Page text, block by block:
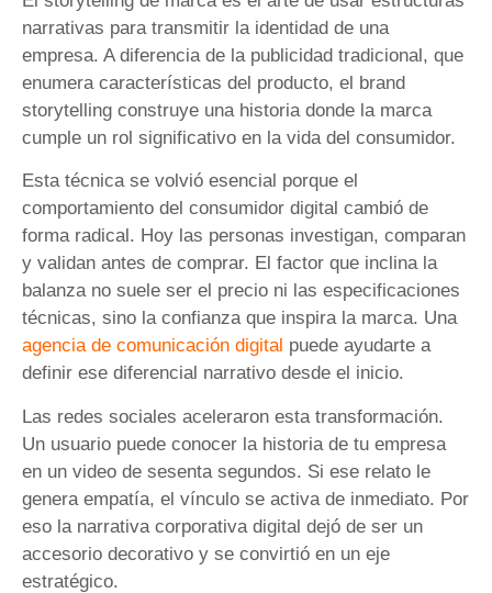
narrativas para transmitir la identidad de una
empresa. A diferencia de la publicidad tradicional, que
enumera características del producto, el brand
storytelling construye una historia donde la marca
cumple un rol significativo en la vida del consumidor.
Esta técnica se volvió esencial porque el
comportamiento del consumidor digital cambió de
forma radical. Hoy las personas investigan, comparan
y validan antes de comprar. El factor que inclina la
balanza no suele ser el precio ni las especificaciones
técnicas, sino la confianza que inspira la marca. Una
agencia de comunicación digital puede ayudarte a
definir ese diferencial narrativo desde el inicio.
Las redes sociales aceleraron esta transformación.
Un usuario puede conocer la historia de tu empresa
en un video de sesenta segundos. Si ese relato le
genera empatía, el vínculo se activa de inmediato. Por
eso la narrativa corporativa digital dejó de ser un
accesorio decorativo y se convirtió en un eje
estratégico.